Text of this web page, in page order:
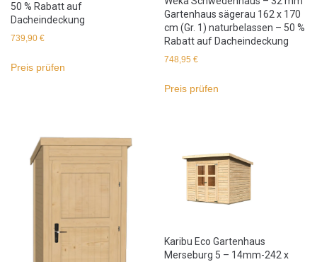
50 % Rabatt auf
Dacheindeckung
739,90 €
Preis prüfen
Gartenhaus sägerau 162 x 170
cm (Gr. 1) naturbelassen – 50 %
Rabatt auf Dacheindeckung
748,95€
Preis prüfen
Karibu Eco Gartenhaus
Merseburg 5 – 14mm-242 x